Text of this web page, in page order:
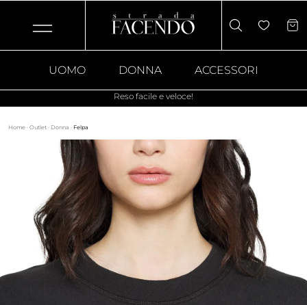
UOMO DONNA ACCESSORI
Reso facile e veloce!
Home · Outlet · Donna · Felpa